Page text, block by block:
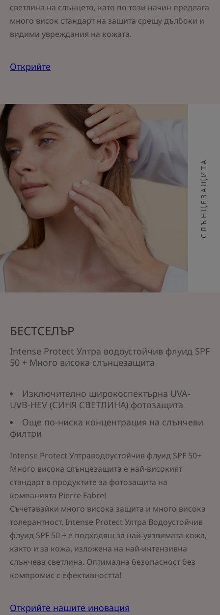
светлина на слънцето, като по този начин предлага
много висок стандарт на защита срещу дълбоки и
видими увреждания на кожата.
Открийте
БЕСТСЕЛЪР
Intense Protect Ултра водоустойчив флуид SPF
50 + Много висока слънцезащита
Изключително широкоспектърна UVA-
UVB-HEV (СИНЯ СВЕТЛИНА) фотозащита
Още по-ниска концентрация на слънчеви
филтри
Intense Protect Ултраводоустойчив флуид SPF 50+
Много висока слънцезащита е най-високият
стандарт в продуктите за фотозащита на
компанията Pierre Fabre!
Съчетавайки много висока защита и много висока
толерантност, Intense Protect Ултра Водоустойчив
флуид SPF 50 + е подходящ за най-уязвимата кожа,
както и за кожа, изложена на най-интензивна
слънчева светлина. Оптимална безопасност без
компромис с ефективността!
Открийте нашите иновация
СЛЪНЦЕЗАЩИТА